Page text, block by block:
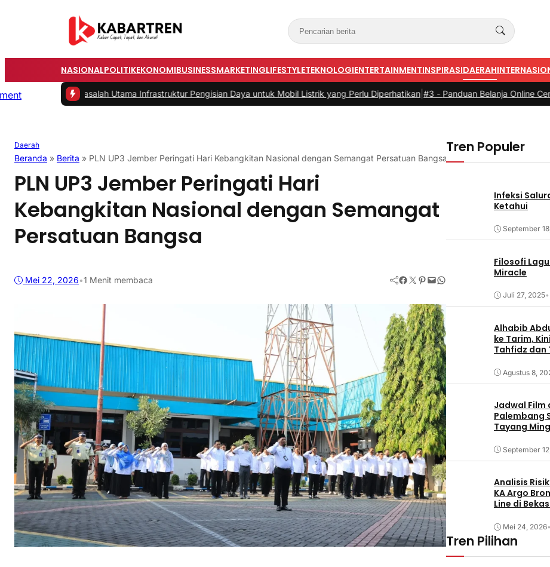
NASIONALPOLITIKEKONOMIBUSINESSMARKETINGLIFESTYLETEKNOLOGIENTERTAINMENTINSPIRASIDAERAH
|#2 - Masalah Utama Infrastruktur Pengisian Daya untuk Mobil Listrik yang Perlu Diperhatikan|#3 -Panduan Belanja Online Cerdas: Pilih
Daerah
Beranda » Berita » PLN UP3 Jember Peringati Hari Kebangkitan Nasional dengan Semangat Persatuan Bangsa
PLN UP3 Jember Peringati Hari
Kebangkitan Nasional dengan Semangat
Persatuan Bangsa
Mei 22, 2026•1 Menit membaca Facebook Twitter Pinterest Mail WhatsApp
Tren Populer
Infeksi
Ketahui
September
Filosofi
Miracle
Juli 27, 2025•
Alhabib
ke Tarim,
Tahfidz dan
Agustus 8,
Jadwal Film
Palembang
Tayang
September
Analisis
KA Argo
Line di
Mei 24, 2026•
Tren Pilihan